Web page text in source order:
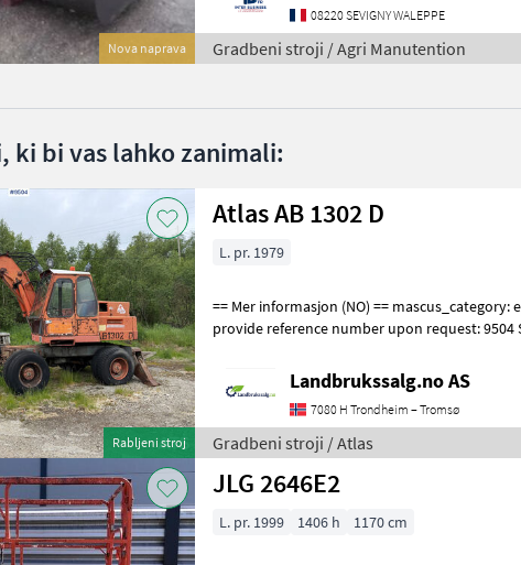
Nova naprava
08220 SEVIGNY WALEPPE
Gradbeni stroji / Agri Manutention
ki bi vas lahko zanimali:
Rabljeni stroj
Atlas AB 1302 D
L. pr. 1979
== Mer informasjon (NO) == mascus_category: excavators Please
provide reference number upon request: 9504
Landbrukssalg.no AS
7080 H Trondheim – Tromsø
Gradbeni stroji / Atlas
JLG 2646E2
L. pr. 1999 1406 h 1170 cm